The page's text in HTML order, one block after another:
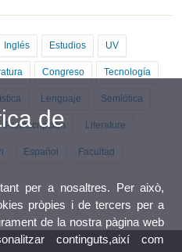
Inglés Estudios UV
Congreso Tecnología
Lenguaje Semiótica
Preinscripción Literature
Español Facultad
de
per a nosaltres. Per això,
pròpies i de tercers per a
de la nostra pàgina web
continguts,així com